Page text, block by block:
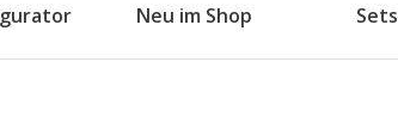
Neu im Shop Sets